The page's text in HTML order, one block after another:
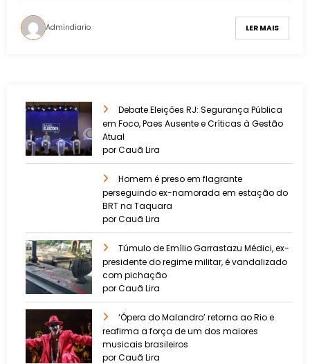
Admindiario LER MAIS
Debate Eleições RJ: Segurança Pública
em Foco, Paes Ausente e Críticas à Gestão
Atual
por Cauã Lira
Homem é preso em flagrante
perseguindo ex-namorada em estação do
BRT na Taquara
por Cauã Lira
Túmulo de Emílio Garrastazu Médici, ex-
presidente do regime militar, é vandalizado
com pichação
por Cauã Lira
‘Ópera do Malandro’ retorna ao Rio e
reafirma a força de um dos maiores
musicais brasileiros
por Cauã Lira